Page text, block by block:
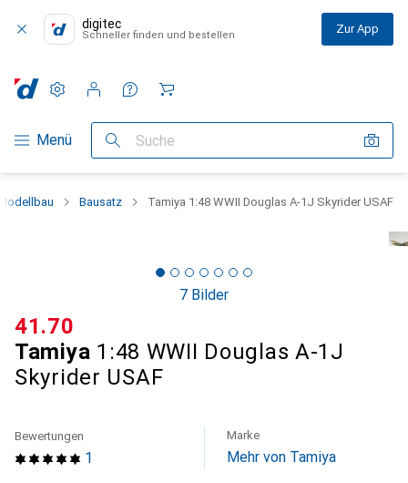
digitec
Schneller finden und bestellen Zur App
Navigation nach Kategorien
Menü Suche
Einstellungen
Kundenkonto
Vergleichslisten
Merklisten
Warenkorb
Bausatz Tamiya 1:48 WWII Douglas A-1J Skyrider USAF
7 Bilder
Tamiya 1:48 WWII Douglas A-1J
Skyrider USAF
CHF
41.70
1
Bewertungen Marke
Mehr von Tamiya